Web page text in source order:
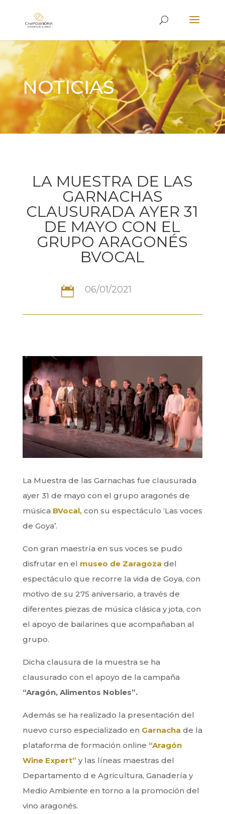
NOTICIAS
LA MUESTRA DE LAS
GARNACHAS
CLAUSURADA AYER 31
DE MAYO CON EL
GRUPO ARAGONÉS
BVOCAL
 06/01/2021
La Muestra de las Garnachas fue clausurada
ayer 31 de mayo con el grupo aragonés de
música BVocal,con su espectáculo ‘Las voces
de Goya’.
Con gran maestría en sus voces se pudo
disfrutar en el museo de Zaragoza del
espectáculo que recorre la vida de Goya, con
motivo de su 275 aniversario, a través de
diferentes piezas de música clásica y jota, con
el apoyo de bailarines que acompañaban al
grupo.
Dicha clausura de la muestra se ha
clausurado con el apoyo de la campaña
“Aragón, Alimentos Nobles”.
Además se ha realizado la presentación del
nuevo curso especializado en Garnacha de la
plataforma de formación online “Aragón
Wine Expert” y las líneas maestras del
Departamento d e Agricultura, Ganadería y
Medio Ambiente en torno a la promoción del
vino aragonés.